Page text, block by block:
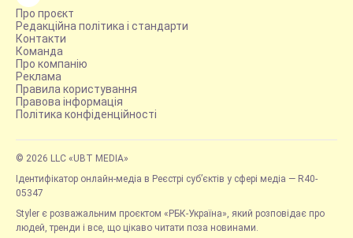
Про проєкт
Редакційна політика і стандарти
Контакти
Команда
Про компанію
Реклама
Правила користування
Правова інформація
Політика конфіденційності
© 2026 LLC «UBT MEDIA»
Ідентифікатор онлайн-медіа в Реєстрі суб’єктів у сфері медіа — R40-
05347
Styler є розважальним проєктом «РБК-Україна», який розповідає про
людей, тренди і все, що цікаво читати поза новинами.